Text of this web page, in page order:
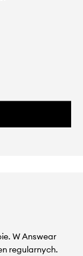
W Answear
regularnych.